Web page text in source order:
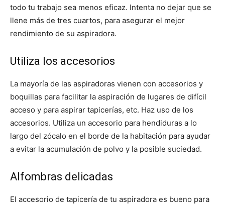
todo tu trabajo sea menos eficaz. Intenta no dejar que se
llene más de tres cuartos, para asegurar el mejor
rendimiento de su aspiradora.
Utiliza los accesorios
La mayoría de las aspiradoras vienen con accesorios y
boquillas para facilitar la aspiración de lugares de difícil
acceso y para aspirar tapicerías, etc. Haz uso de los
accesorios. Utiliza un accesorio para hendiduras a lo
largo del zócalo en el borde de la habitación para ayudar
a evitar la acumulación de polvo y la posible suciedad.
Alfombras delicadas
El accesorio de tapicería de tu aspiradora es bueno para